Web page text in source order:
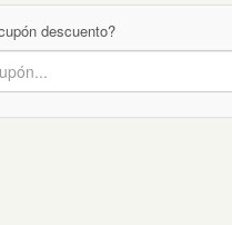
descuento?